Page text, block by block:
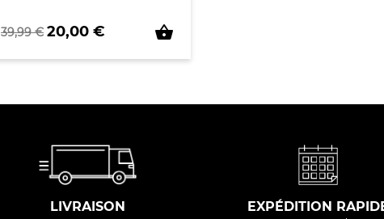
Prix de base
39,99 € Prix
20,00 € shopping_basket
LIVRAISON EXPÉDITION